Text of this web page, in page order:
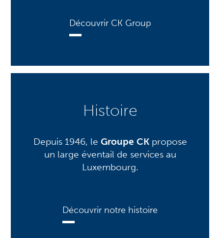
Découvrir CK Group
Histoire
Depuis 1946, le Groupe CKpropose
un large éventail de services au
Luxembourg.
Découvrir notre histoire